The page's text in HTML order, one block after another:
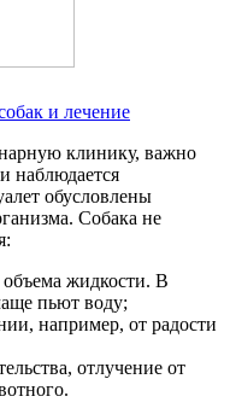
и лечение
клинику, важно
наблюдается
обусловлены
Собака не
жидкости. В
пьют воду;
например, от радости
отлучение от